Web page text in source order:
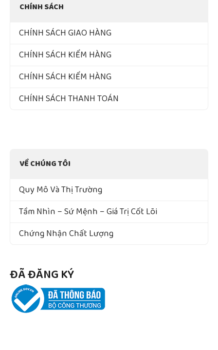
CHÍNH SÁCH
CHÍNH SÁCH GIAO HÀNG
CHÍNH SÁCH KIỂM HÀNG
CHÍNH SÁCH KIỂM HÀNG
CHÍNH SÁCH THANH TOÁN
VỀ CHÚNG TÔI
Quy Mô Và Thị Trường
Tầm Nhìn – Sứ Mệnh – Giá Trị Cốt Lõi
Chứng Nhận Chất Lượng
ĐÃ ĐĂNG KÝ